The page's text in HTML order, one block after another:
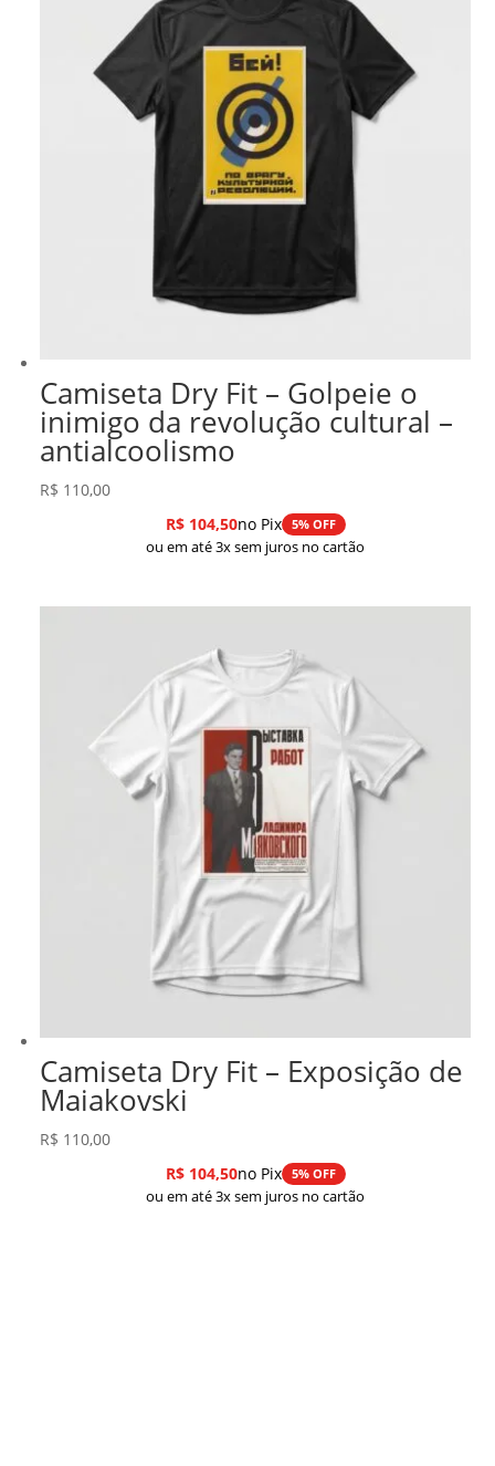
Camiseta Dry Fit – Golpeie o
inimigo da revolução cultural –
antialcoolismo
R$ 110,00
R$104,50no Pix 5% OFF
ou em até 3x sem juros no cartão
Camiseta Dry Fit – Exposição de
Maiakovski
R$ 110,00
R$104,50no Pix 5% OFF
ou em até 3x sem juros no cartão